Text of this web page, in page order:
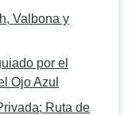
Valbona y
por el
Ojo Azul
Ruta de